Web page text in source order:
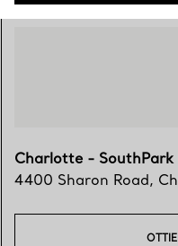
Charlotte - SouthPark
4400 Sharon Road,